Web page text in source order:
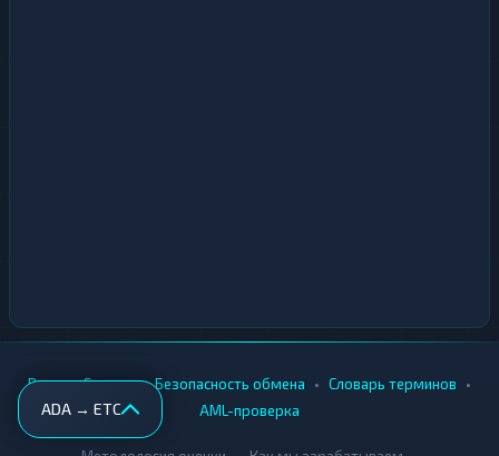
ADA → ETC
Вики • Города • Безопасность обмена • Словарь терминов •
AML-проверка